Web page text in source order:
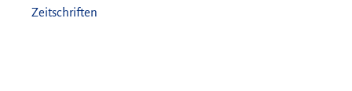
Zeitschriften